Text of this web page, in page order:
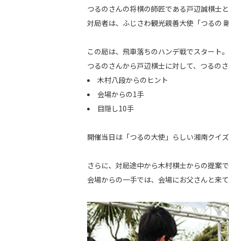
つるのさんの将棋の師匠である戸辺誠棋士
対局者は、ふじさわ観光親善大使「つるの
この局は、飛車落ちのハンデ戦でスタート
つるのさんから戸辺棋士に対して、つるの
木村八段からのヒント
会場からの1手
目隠し10手
開催当日は「つるの大使」らしい湘南クイ
さらに、対局途中から木村棋士からの提案
会場からの一手では、会場にお父さんと来